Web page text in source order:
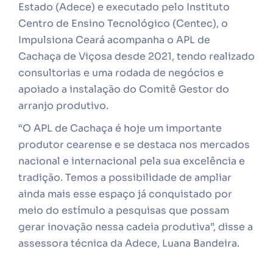
Estado (Adece) e executado pelo Instituto
Centro de Ensino Tecnológico (Centec), o
Impulsiona Ceará acompanha o APL de
Cachaça de Viçosa desde 2021, tendo realizado
consultorias e uma rodada de negócios e
apoiado a instalação do Comitê Gestor do
arranjo produtivo.
“O APL de Cachaça é hoje um importante
produtor cearense e se destaca nos mercados
nacional e internacional pela sua excelência e
tradição. Temos a possibilidade de ampliar
ainda mais esse espaço já conquistado por
meio do estímulo a pesquisas que possam
gerar inovação nessa cadeia produtiva”, disse a
assessora técnica da Adece, Luana Bandeira.